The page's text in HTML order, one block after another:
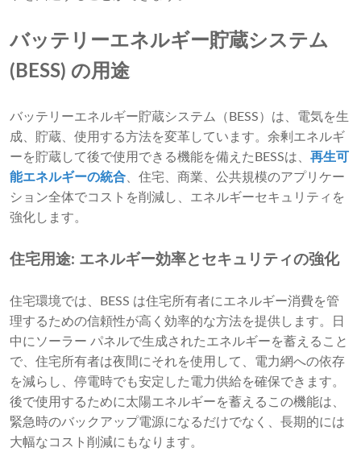
バッテリーエネルギー貯蔵システム
(BESS) の用途
バッテリーエネルギー貯蔵システム（BESS）は、電気を生
成、貯蔵、使用する方法を変革しています。余剰エネルギ
ーを貯蔵して後で使用できる機能を備えたBESSは、 再生可
能エネルギーの統合 、住宅、商業、公共規模のアプリケー
ション全体でコストを削減し、エネルギーセキュリティを
強化します。
住宅用途: エネルギー効率とセキュリティの強化
住宅環境では、BESS は住宅所有者にエネルギー消費を管
理するための信頼性が高く効率的な方法を提供します。日
中にソーラー パネルで生成されたエネルギーを蓄えること
で、住宅所有者は夜間にそれを使用して、電力網への依存
を減らし、停電時でも安定した電力供給を確保できます。
後で使用するために太陽エネルギーを蓄えるこの機能は、
緊急時のバックアップ電源になるだけでなく、長期的には
大幅なコスト削減にもなります。